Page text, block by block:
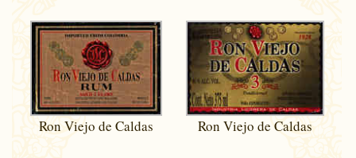
Ron Viejo de Caldas Ron Viejo de Caldas